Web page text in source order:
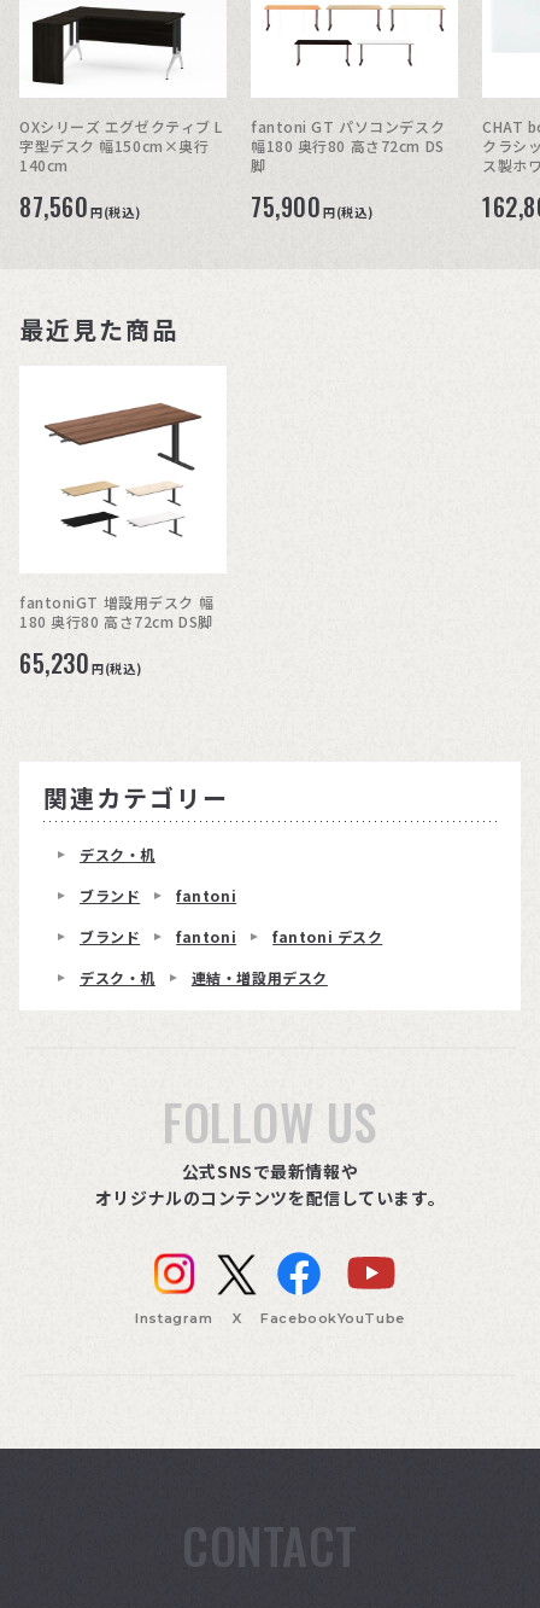
OXシリーズ エグゼクティブ L
字型デスク 幅150cm×奥行
140cm
87,560 円(税込)
fantoni GT パソコンデスク
幅180 奥行80 高さ72cm DS
脚
75,900 円(税込)
CHAT
クラシ
ス製ホ
最近見た商品
fantoniGT 増設用デスク 幅
180 奥行80 高さ72cm DS脚
65,230 円(税込)
関連カテゴリー
デスク・机
ブランド
fantoni
ブランド
fantoni
fantoni デスク
デスク・机
連結・増設用デスク
FOLLOW US
公式SNSで最新情報や
オリジナルのコンテンツを配信しています。
Instagram X FacebookYouTube
CONTACT